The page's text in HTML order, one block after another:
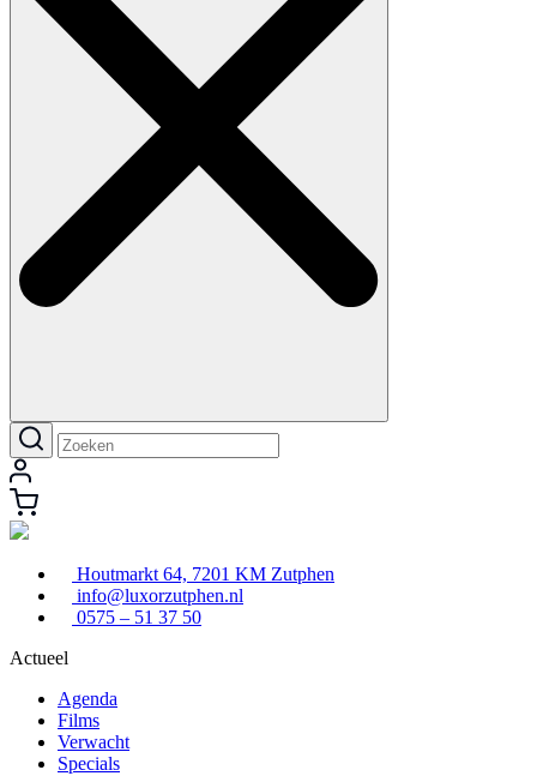
Houtmarkt 64, 7201 KM Zutphen
info@luxorzutphen.nl
0575 – 51 37 50
Actueel
Agenda
Films
Verwacht
Specials